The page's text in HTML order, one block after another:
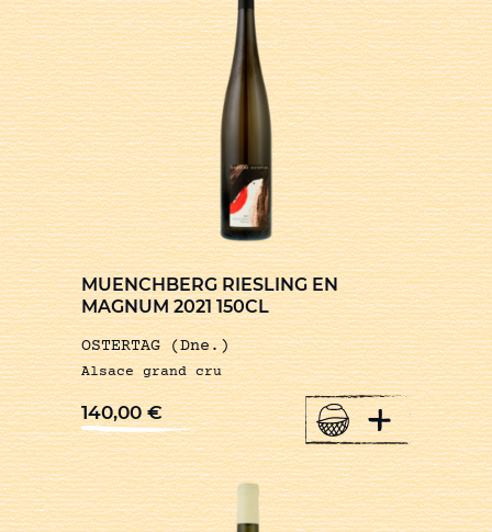
MUENCHBERG RIESLING EN
MAGNUM 2021 150CL
OSTERTAG (Dne.)
Alsace grand cru
140,00€ +